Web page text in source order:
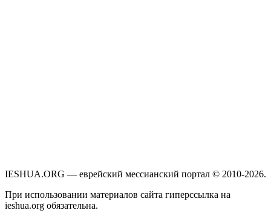
IESHUA.ORG — еврейский мессианский портал © 2010-2026.
При использовании материалов сайта гиперссылка на
ieshua.org обязательна.